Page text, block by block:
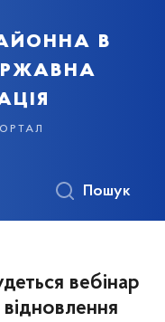
в
Пошук
вебінар